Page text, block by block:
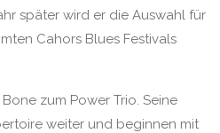
später wird er die Auswahl für
Cahors Blues Festivals
zum Power Trio. Seine
weiter und beginnen mit